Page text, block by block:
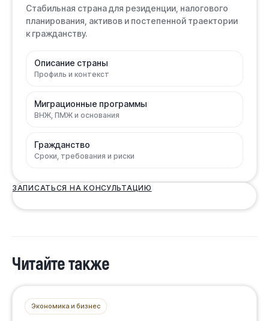
Стабильная страна для резиденции, налогового
планирования, активов и постепенной траектории
к гражданству.
Описание страны
Профиль и контекст
Миграционные программы
ВНЖ, ПМЖ и основания
Гражданство
Сроки, требования и риски
ЗАПИСАТЬСЯ НА КОНСУЛЬТАЦИЮ
Читайте также
Экономика и бизнес